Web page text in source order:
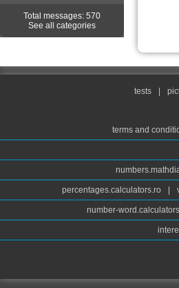
Total messages: 570
See all categories
tests
terms and
percentages.calculators.ro
number-